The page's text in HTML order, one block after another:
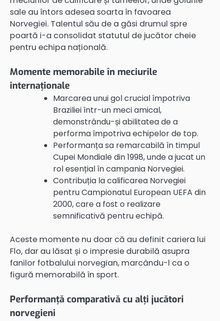
sale au întors adesea soarta în favoarea
Norvegiei. Talentul său de a găsi drumul spre
poartă i-a consolidat statutul de jucător cheie
pentru echipa națională.
Momente memorabile în meciurile
internaționale
Marcarea unui gol crucial împotriva
Braziliei într-un meci amical,
demonstrându-și abilitatea de a
performa împotriva echipelor de top.
Performanța sa remarcabilă în timpul
Cupei Mondiale din 1998, unde a jucat un
rol esențial în campania Norvegiei.
Contribuția la calificarea Norvegiei
pentru Campionatul European UEFA din
2000, care a fost o realizare
semnificativă pentru echipă.
Aceste momente nu doar că au definit cariera lui
Flo, dar au lăsat și o impresie durabilă asupra
fanilor fotbalului norvegian, marcându-l ca o
figură memorabilă în sport.
Performanță comparativă cu alți jucători
norvegieni